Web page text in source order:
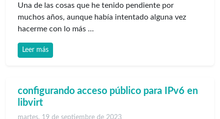
Una de las cosas que he tenido pendiente por
muchos años, aunque había intentado alguna vez
hacerme con lo más …
Leer más
configurando acceso público para IPv6 en
libvirt
martes, 19 de septiembre de 2023